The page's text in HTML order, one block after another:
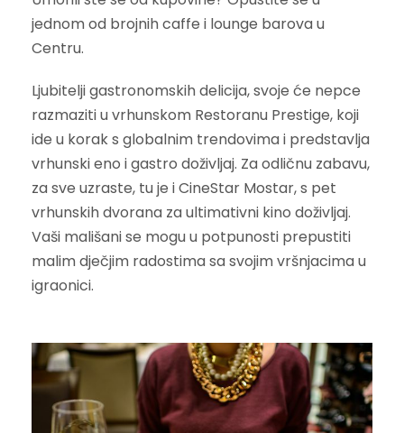
jednom od brojnih caffe i lounge barova u
Centru.
Ljubitelji gastronomskih delicija, svoje će nepce
razmaziti u vrhunskom Restoranu Prestige, koji
ide u korak s globalnim trendovima i predstavlja
vrhunski eno i gastro doživljaj. Za odličnu zabavu,
za sve uzraste, tu je i CineStar Mostar, s pet
vrhunskih dvorana za ultimativni kino doživljaj.
Vaši mališani se mogu u potpunosti prepustiti
malim dječjim radostima sa svojim vršnjacima u
igraonici.